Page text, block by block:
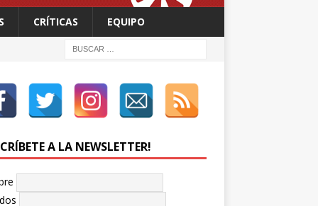
CRÍTICAS EQUIPO
A LA NEWSLETTER!